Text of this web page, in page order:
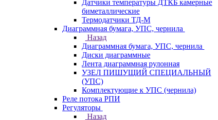
Датчики температуры ДТКБ камерные
биметаллические
Термодатчики ТД-М
Диаграммная бумага, УПС, чернила
Назад
Диаграммная бумага, УПС, чернила
Диски диаграммные
Лента диаграммная рулонная
УЗЕЛ ПИШУЩИЙ СПЕЦИАЛЬНЫЙ
(УПС)
Комплектующие к УПС (чернила)
Реле потока РПИ
Регуляторы
Назад